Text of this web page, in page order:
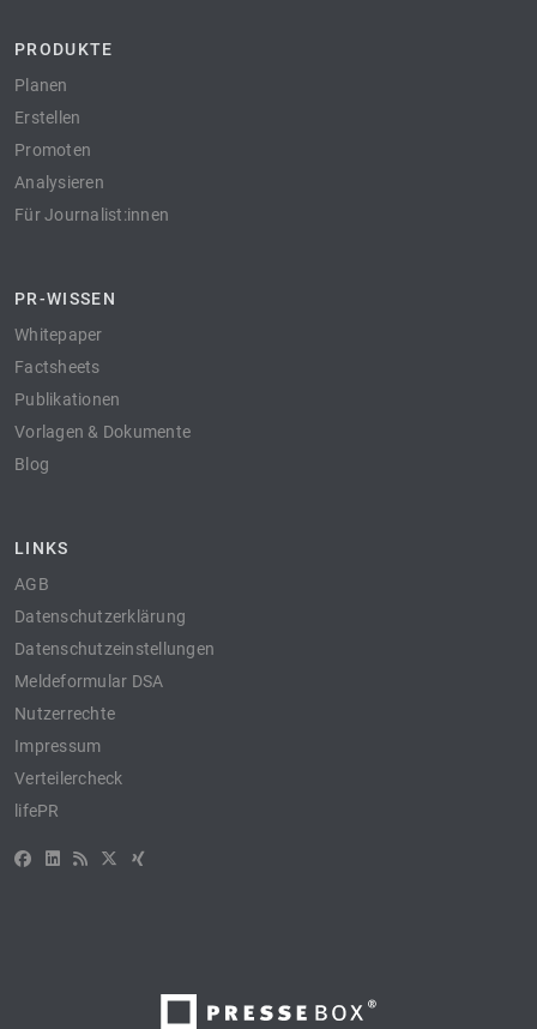
PRODUKTE
Planen
Erstellen
Promoten
Analysieren
Für Journalist:innen
PR-WISSEN
Whitepaper
Factsheets
Publikationen
Vorlagen & Dokumente
Blog
LINKS
AGB
Datenschutzerklärung
Datenschutzeinstellungen
Meldeformular DSA
Nutzerrechte
Impressum
Verteilercheck
lifePR